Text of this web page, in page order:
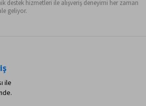
destek hizmetleri ile alışveriş deneyimi her zaman
geliyor.
ile